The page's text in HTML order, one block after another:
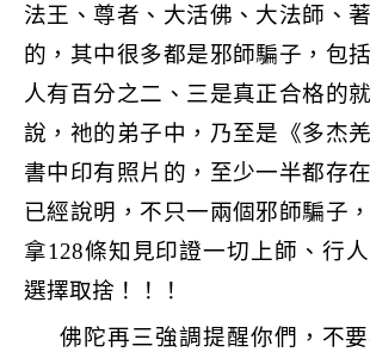
法王、尊者、大活佛、大法師、
的，其中很多都是邪師騙子，包
人有百分之二、三是真正合格的
說，祂的弟子中，乃至是《多杰
書中印有照片的，至少一半都存
已經說明，不只一兩個邪師騙子
拿128條知見印證一切上師、行人
選擇取捨！！！
佛陀再三強調提醒你們，不要